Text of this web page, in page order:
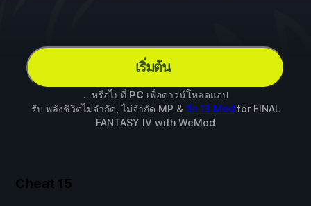
เริ่มต้น
...หรือไปที่ PC เพื่อดาวน์โหลดแอป
รับ พลังชีวิตไม่จำกัด, ไม่จำกัด MP & อีก 13 Mod for FINAL
FANTASY IV with WeMod
Cheat 15